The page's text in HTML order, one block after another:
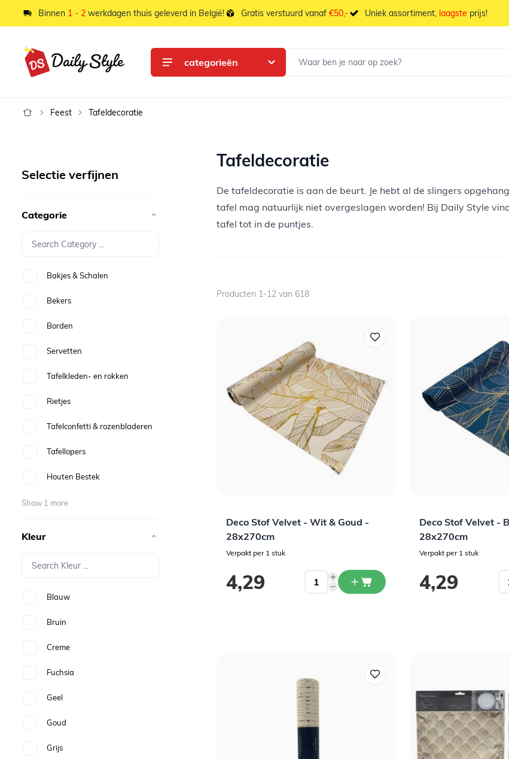
Ga naar de inhoud
Binnen 1 - 2 werkdagen thuis geleverd in België! Gratis verstuurd vanaf €50,- Uniek assortiment, laagste prijs!
categorieën
Feest Tafeldecoratie
Selectie verfijnen
Categorie
Bakjes & Schalen
Bekers
Borden
Servetten
Tafelkleden- en rokken
Rietjes
Tafelconfetti & rozenbladeren
Tafellopers
Houten Bestek
Show 1 more
Kleur
Blauw
Bruin
Creme
Fuchsia
Geel
Goud
Grijs
Tafeldecoratie
De tafeldecoratie is aan de beurt. Je hebt al de slingers
tafel mag natuurlijk niet overgeslagen worden! Bij Daily Style
tafel tot in de puntjes.
Producten 1-12 van 618
Deco Stof Velvet - Wit & Goud -
28x270cm
Verpakt per 1 stuk
4,29
Deco Stof Velvet -
28x270cm
Verpakt per 1 stuk
4,29